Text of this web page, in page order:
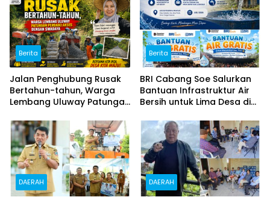
Berita
Jalan Penghubung Rusak
Bertahun-tahun, Warga
Lembang Uluway Patungan
Swadaya
Berita
BRI Cabang Soe Salurkan
Bantuan Infrastruktur Air
Bersih untuk Lima Desa di
DAERAH DAERAH